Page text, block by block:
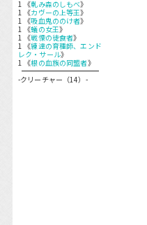
1 《軋み森のしもべ》
1 《カヴーの上等王》
1 《吸血鬼ののけ者》
1 《蟻の女王》
1 《戦慄の徒食者》
1 《練達の育種師、エンド
レク・サール》
1 《根の血族の同盟者》
-クリーチャー（14）-